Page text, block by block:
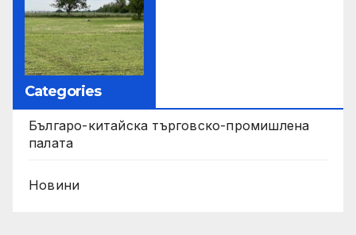
Categories
Българо-китайска търговско-промишлена
палата
Новини